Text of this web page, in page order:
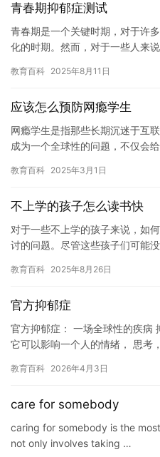
青春期抑郁症测试
青春期是一个关键时期，对于许
化的时期。然而，对于一些人来
心自己…
教育百科 2025年8月11日
应该怎么预防网瘾学生
网瘾学生是指那些长期沉迷于互
成为一个全球性的问题，不仅会
网瘾学…
教育百科 2025年3月1日
不上学的孩子怎么读书快
对于一些不上学的孩子来说，如
讨的问题。尽管这些孩子们可能
速度。…
教育百科 2025年8月26日
官方抑郁症
官方抑郁症： 一场全球性的疾病
它可以影响一个人的情绪， 思考
教育百科 2026年4月3日
care for somebody
caring for somebody is the
not only involves taking …